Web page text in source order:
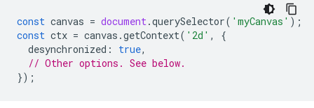
const canvas = document.querySelector( 'myCanvas' );
const ctx = canvas .getContext( '2d' ,
{
desynchronized : true,
// Other options. See below.
});